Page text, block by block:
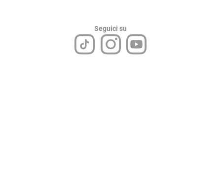
Seguici su